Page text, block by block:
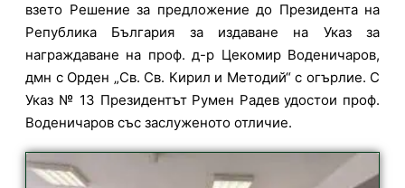
взето Решение за предложение до Президента на
Република България за издаване на Указ за
награждаване на проф. д-р Цекомир Воденичаров,
дмн с Орден „Св. Св. Кирил и Методий“ с огърлие. С
Указ № 13 Президентът Румен Радев удостои проф.
Воденичаров със заслуженото отличие.